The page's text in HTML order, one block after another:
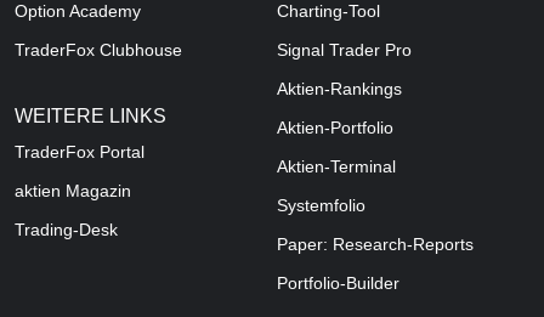
Option Academy
TraderFox Clubhouse
WEITERE LINKS
TraderFox Portal
aktien Magazin
Trading-Desk
Charting-Tool
Signal Trader Pro
Aktien-Rankings
Aktien-Portfolio
Aktien-Terminal
Systemfolio
Paper: Research-Reports
Portfolio-Builder